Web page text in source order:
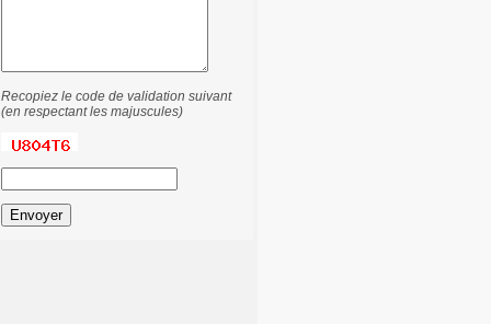
Recopiez le code de validation suivant
(en respectant les majuscules)